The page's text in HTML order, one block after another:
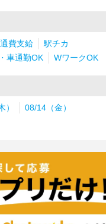
費支給
駅チカ
車通勤OK WワークOK
） 08/14（金）